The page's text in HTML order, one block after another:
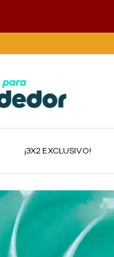
¡3X2 EXCLUSIVO!